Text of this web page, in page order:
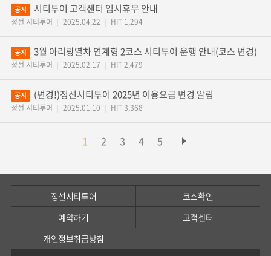
공지 시티투어 고객센터 임시휴무 안내
정선 시티투어 2025.04.22 HIT 1,294
공지 3월 아리랑열차 연계형 2코스 시티투어 운행 안내(코스 변경)
정선 시티투어 2025.02.17 HIT 2,479
공지 (변경!)정선시티투어 2025년 이용요금 변경 알림
정선 시티투어 2025.01.10 HIT 3,368
1 2 3 4 5
정선시티투어
코스확인
예약하기
고객센터
개인정보취급방침